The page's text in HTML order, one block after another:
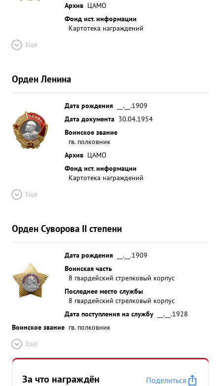
Архив ЦАМО
Фонд ист. информации
Картотека награждений
Ещё
Орден Ленина
Дата рождения
__.__.1909
Дата документа 30.04.1954
Воинское звание
гв. полковник
Архив ЦАМО
Фонд ист. информации
Картотека награждений
Ещё
Орден Суворова II степени
Дата рождения
__.__.1909
Воинская часть
8 гвардейский стрелковый корпус
Последнее место службы
8 гвардейский стрелковый корпус
Дата поступления на службу
__.__.1928
Воинское звание гв. полковник
Ещё
За что награждён
Поделиться